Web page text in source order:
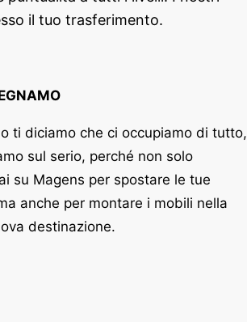
il tuo trasferimento.
ti diciamo che ci occupiamo di tutto,
sul serio, perché non solo
su Magens per spostare le tue
anche per montare i mobili nella
destinazione.